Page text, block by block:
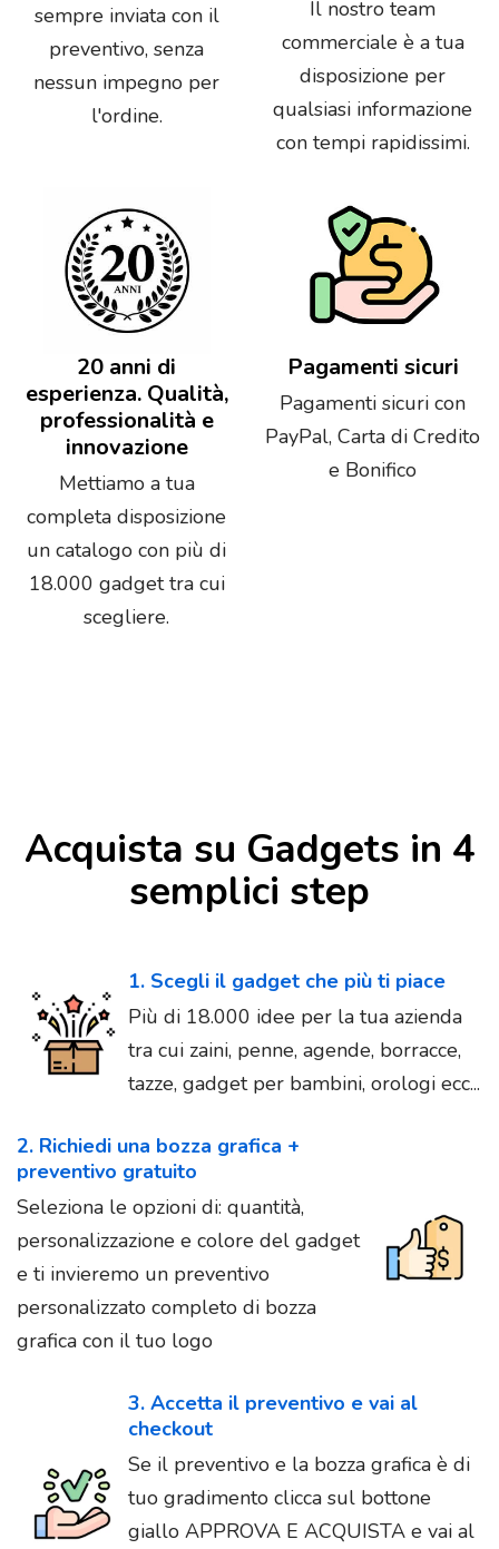
sempre inviata con il
preventivo, senza
nessun impegno per
l'ordine.
Il nostro team
commerciale è a tua
disposizione per
qualsiasi informazione
con tempi rapidissimi.
20 anni di
esperienza. Qualità,
professionalità e
innovazione
Mettiamo a tua
completa disposizione
un catalogo con più di
18.000 gadget tra cui
scegliere.
Pagamenti sicuri
Pagamenti sicuri con
PayPal, Carta di Credito
e Bonifico
Acquista su Gadgets in 4
semplici step
1. Scegli il gadget che più ti piace
Più di 18.000 idee per la tua azienda
tra cui zaini, penne, agende, borracce,
tazze, gadget per bambini, orologi ecc...
2. Richiedi una bozza grafica +
preventivo gratuito
Seleziona le opzioni di: quantità,
personalizzazione e colore del gadget
e ti invieremo un preventivo
personalizzato completo di bozza
grafica con il tuo logo
3. Accetta il preventivo e vai al
checkout
Se il preventivo e la bozza grafica è di
tuo gradimento clicca sul bottone
giallo APPROVA E ACQUISTA e vai al